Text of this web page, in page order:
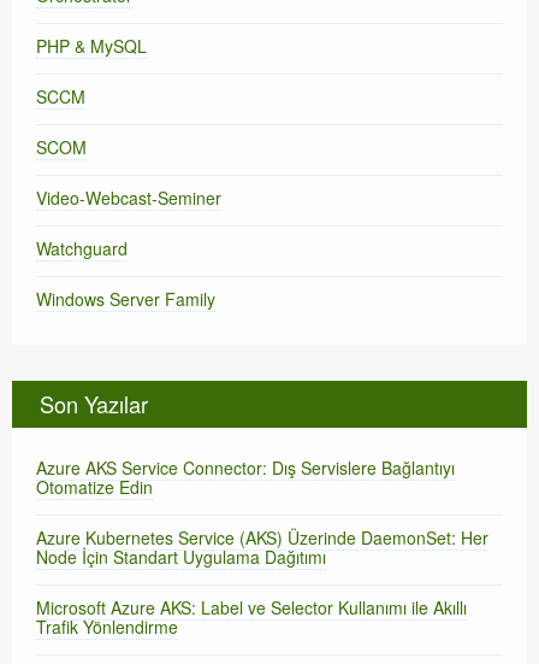
PHP & MySQL
SCCM
SCOM
Video-Webcast-Seminer
Watchguard
Windows Server Family
Son Yazılar
Azure AKS Service Connector: Dış Servislere Bağlantıyı
Otomatize Edin
Azure Kubernetes Service (AKS) Üzerinde DaemonSet: Her
Node İçin Standart Uygulama Dağıtımı
Microsoft Azure AKS: Label ve Selector Kullanımı ile Akıllı
Trafik Yönlendirme